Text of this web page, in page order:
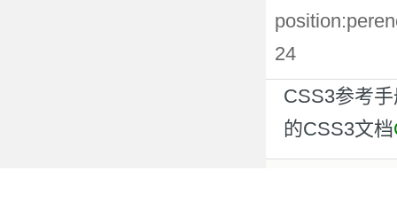
24
CSS3参考
的CSS3文档